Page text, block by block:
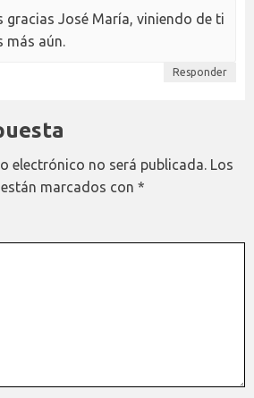
gracias José María, viniendo de ti
más aún.
Responder
electrónico no será publicada. Los
marcados con *